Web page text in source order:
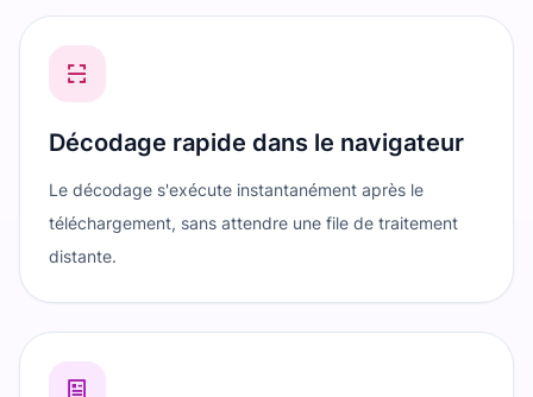
Décodage rapide dans le navigateur
Le décodage s'exécute instantanément après le
téléchargement, sans attendre une file de traitement
distante.